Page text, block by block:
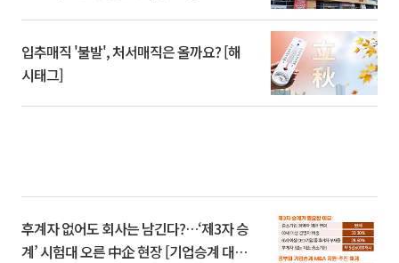
입추매직 '불발', 처서매직은 올까요? [해
시태그]
후계자 없어도 회사는 남긴다?…‘제3자 승
계’ 시험대 오른 中企 현장 [기업승계 대전